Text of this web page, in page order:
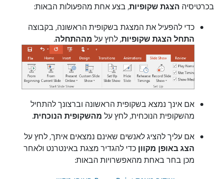
בכרטיסיה הצגת שקופיות, בצע אחת מהפעולות הבאות:
כדי להפעיל את המצגת בשקופית הראשונה, בקבוצה
התחל הצגת שקופיות, לחץ על מההתחלה.
אם אינך נמצא בשקופית הראשונה וברצונך להתחיל
מהשקופית הנוכחית, לחץ על מהשקופית הנוכחית.
אם עליך להציג לאנשים שאינם נמצאים איתך, לחץ על
הצג באופן מקוון כדי להגדיר מצגת באינטרנט ולאחר
מכן בחר באחת מהאפשרויות הבאות: